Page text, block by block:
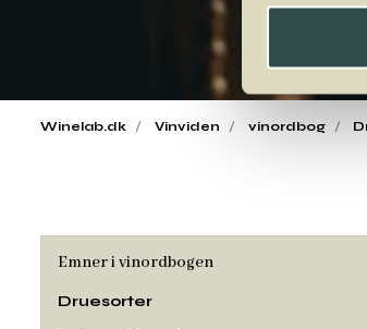
Winelab.dk Vinviden vinordbog
Emner i vinordbogen
Druesorter